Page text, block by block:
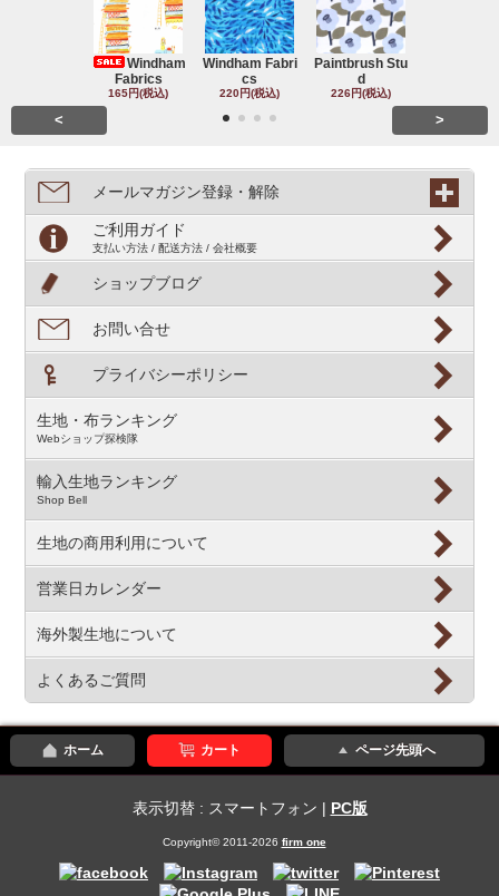
Windham
Fabrics
165円(税込)
Windham Fabri
cs
220円(税込)
Paintbrush Stu
d
226円(税込)
< >
メールマガジン登録・解除
ご利用ガイド
支払い方法 / 配送方法 / 会社概要
ショップブログ
お問い合せ
プライバシーポリシー
生地・布ランキング
Webショップ探検隊
輸入生地ランキング
Shop Bell
生地の商用利用について
営業日カレンダー
海外製生地について
よくあるご質問
ホーム カート ページ先頭へ
表示切替 : スマートフォン | PC版
Copyright© 2011-2026 firm one